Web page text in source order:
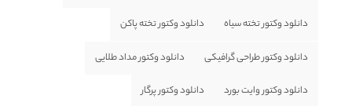
دانلود وکتور تخته سیاه دانلود وکتور تخته پاکن
دانلود وکتور طراحی گرافیکی دانلود وکتور مداد طلایی
دانلود وکتور وایت بورد دانلود وکتور پرگار